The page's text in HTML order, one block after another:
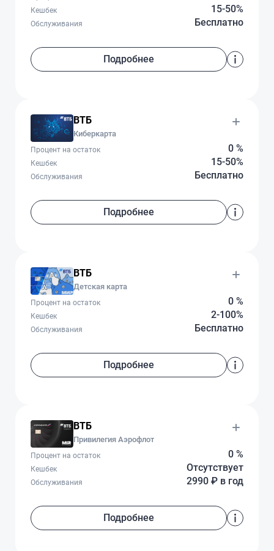
15-50%
Кешбек
Бесплатно
Обслуживания
Подробнее
ВТБ
Киберкарта
0 %
Процент на остаток
15-50%
Кешбек
Бесплатно
Обслуживания
Подробнее
ВТБ
Детская карта
0 %
Процент на остаток
2-100%
Кешбек
Бесплатно
Обслуживания
Подробнее
ВТБ
Привилегия Аэрофлот
0 %
Процент на остаток
Отсутствует
Кешбек
2990 ₽ в год
Обслуживания
Подробнее